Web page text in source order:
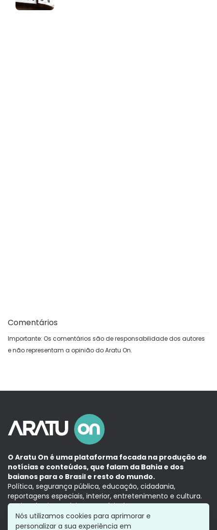
Comentários
Importante: Os comentários são de responsabilidade dos autores
e não representam a opinião do Aratu On.
O Aratu On é uma plataforma focada na produção de
notícias e conteúdos, que falam da Bahia e dos
baianos para o Brasil e resto do mundo.
Política, segurança pública, educação, cidadania,
reportagens especiais, interior, entretenimento e cultura.
Aqui, tudo vira notícia e a notícia é no tempo presente,
com a credibilidade do Grupo Aratu.
Grupo Aratu
Política de privacidade
Nós utilizamos cookies para aprimorar e
personalizar a sua experiência em